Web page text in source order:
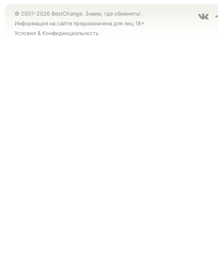
© 2007-2026 BestChange. Знаем, где обменять!
Информация на сайте предназначена для лиц 18+
Условия & Конфиденциальность